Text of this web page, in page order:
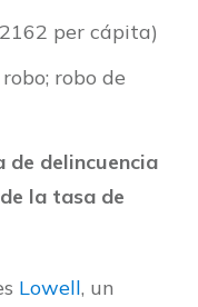
per cápita)
robo de
de delincuencia
la tasa de
Lowell, un